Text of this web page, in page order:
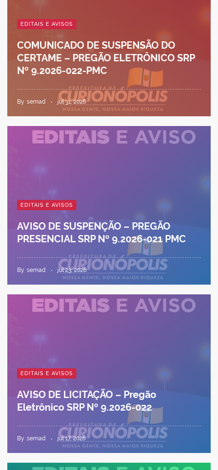
EDITAIS E AVISOS
COMUNICADO DE SUSPENSÃO DO
CERTAME – PREGÃO ELETRÔNICO SRP
Nº 9.2026-022-PMC
By semad jul 31, 2026
EDITAIS E AVISOS
AVISO DE SUSPENÇÃO – PREGÃO
PRESENCIAL SRP Nº 9.2026-021 PMC
By semad jul 23, 2026
EDITAIS E AVISOS
AVISO DE LICITAÇÃO – Pregão
Eletrônico SRP Nº 9.2026-022
By semad jul 17, 2026